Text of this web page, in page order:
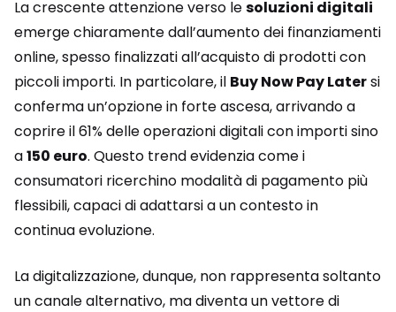
La crescente attenzione verso lesoluzioni digitali
emerge chiaramente dall’aumento dei finanziamenti
online, spesso finalizzati all’acquisto di prodotti con
piccoli importi. In particolare, il Buy Now Pay Latersi
conferma un’opzione in forte ascesa, arrivando a
coprire il 61% delle operazioni digitali con importi sino
a150 euro. Questo trend evidenzia come i
consumatori ricerchino modalità di pagamento più
flessibili, capaci di adattarsi a un contesto in
continua evoluzione.
La digitalizzazione, dunque, non rappresenta soltanto
un canale alternativo, ma diventa un vettore di